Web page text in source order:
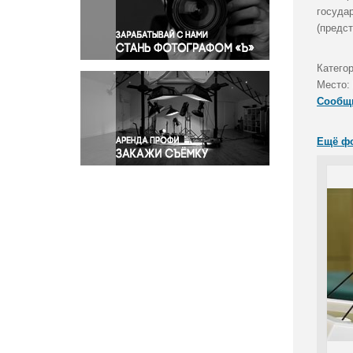
Правосудие
Происшествия и конфликты
Религия
Светская жизнь
Спорт
Экология
Экономика и бизнес
Место:
Ещё